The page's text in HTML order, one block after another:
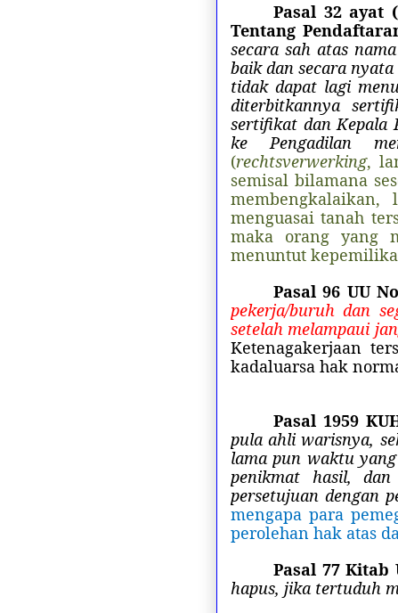
Pasal 32 ayat
Tentang
secara sah atas
baik dan secara
tidak dapat lagi
diterbitkannya
sertifikat dan Kepala
ke Pengadilan
(rechtsverwerking,
semisal bilamana
menguasai tanah
maka orang yang
menuntut
Pasal 96 UU
pekerja/buruh dan
setelah melampaui
Ketenagakerjaan
kadaluarsa hak
Pasal 1959
pula ahli warisnya,
lama pun waktu
penikmat hasil,
persetujuan dengan
mengapa para
perolehan hak atas
Pasal 77 Kitab
hapus, jika tertuduh